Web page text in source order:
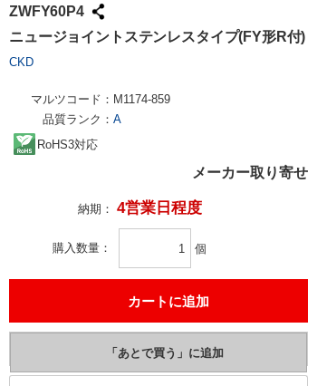
ZWFY60P4
ニュージョイントステンレスタイプ(FY形R付)
CKD
マルツコード： M1174-859
品質ランク： A
RoHS3対応
メーカー取り寄せ
納期： 4営業日程度
購入数量 個